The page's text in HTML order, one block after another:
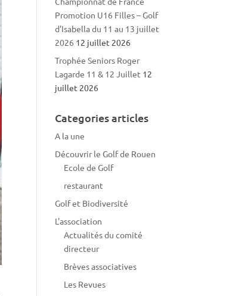
Promotion U16 Filles – Golf
d’Isabella du 11 au 13 juillet
2026 12 juillet 2026
Trophée Seniors Roger
Lagarde 11 & 12 Juillet 12
juillet 2026
Categories articles
A la une
Découvrir le Golf de Rouen
Ecole de Golf
restaurant
Golf et Biodiversité
L'association
Actualités du comité
directeur
Brèves associatives
Les Revues